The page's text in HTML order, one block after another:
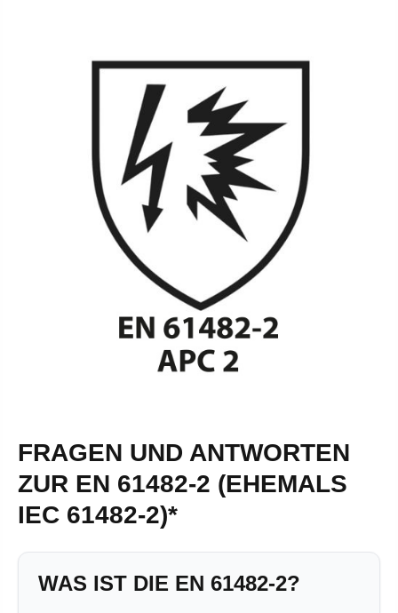
FRAGEN UND ANTWORTEN
ZUR EN 61482-2 (EHEMALS
IEC 61482-2)*
WAS IST DIE EN 61482-2?